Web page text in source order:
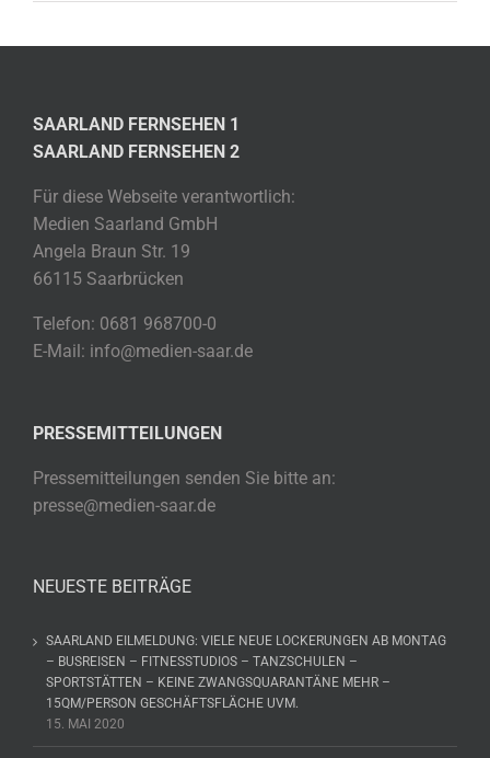
SAARLAND FERNSEHEN 1
SAARLAND FERNSEHEN 2
Für diese Webseite verantwortlich:
Medien Saarland GmbH
Angela Braun Str. 19
66115 Saarbrücken
Telefon: 0681 968700-0
E-Mail: info@medien-saar.de
PRESSEMITTEILUNGEN
Pressemitteilungen senden Sie bitte an:
presse@medien-saar.de
NEUESTE BEITRÄGE
SAARLAND EILMELDUNG: VIELE NEUE LOCKERUNGEN AB MONTAG
– BUSREISEN – FITNESSTUDIOS – TANZSCHULEN –
SPORTSTÄTTEN – KEINE ZWANGSQUARANTÄNE MEHR –
15QM/PERSON GESCHÄFTSFLÄCHE UVM.
15. MAI 2020